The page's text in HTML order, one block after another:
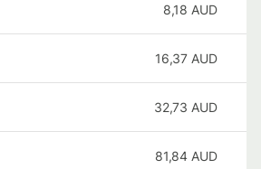
8,18 AUD
16,37 AUD
32,73 AUD
81,84 AUD